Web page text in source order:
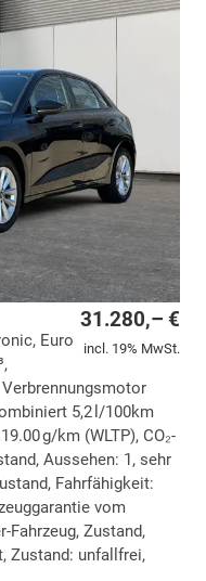
31.280,– €
incl. 19% MwSt.
Euro
5,2 l/100km
g/km (WLTP), CO₂-
Aussehen: 1, sehr
Fahrfähigkeit:
vom
Fahrzeug, Zustand,
Zustand: unfallfrei,